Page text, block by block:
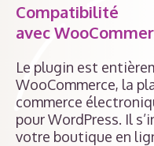
Compatibilité
avec
Le plugin est
WooCommerce, la
commerce
pour WordPress. Il
votre boutique en